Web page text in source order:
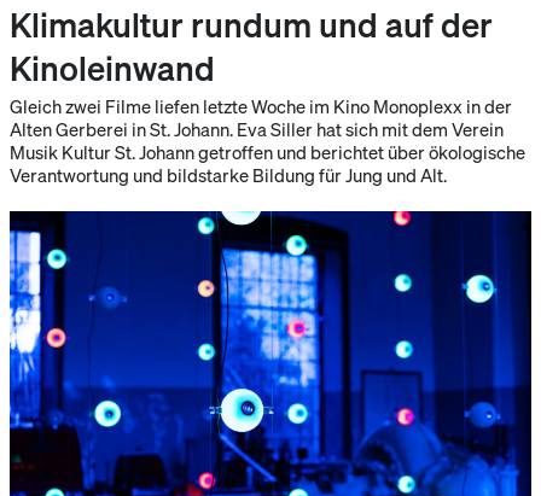
Klimakultur rundum und auf der
Kinoleinwand
Gleich zwei Filme liefen letzte Woche im Kino Monoplexx in der
Alten Gerberei in St. Johann. Eva Siller hat sich mit dem Verein
Musik Kultur St. Johann getroffen und berichtet über ökologische
Verantwortung und bildstarke Bildung für Jung und Alt.